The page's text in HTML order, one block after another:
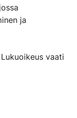
ja
Lukuoikeus vaati